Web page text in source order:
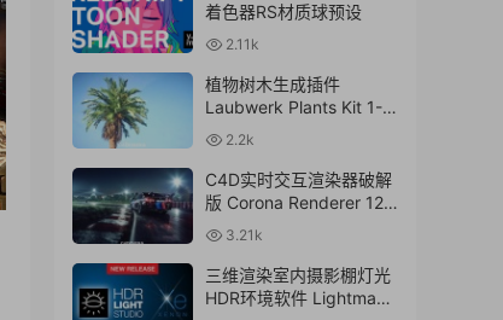
着色器RS材质球预设
2.11k
植物树木生成插件
Laubwerk Plants Kit 1-7
v1.0.50 For
C4D/MAX/Maya/Sketch
Up Win/Mac
2.2k
C4D实时交互渲染器破解
版 Corona Renderer 12.1
for Cinema 4D R17-
2024+离线材质预设库
3.21k
三维渲染室内摄影棚灯光
HDR环境软件 Lightmap